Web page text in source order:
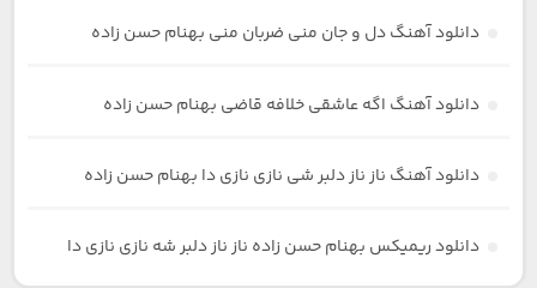
دانلود آهنگ دل و جان منی ضربان منی بهنام حسن زاده
دانلود آهنگ اگه عاشقی خلافه قاضی بهنام حسن زاده
دانلود آهنگ ناز ناز دلبر شی نازی نازی دا بهنام حسن زاده
دانلود ریمیکس بهنام حسن زاده ناز ناز دلبر شه نازی نازی دا